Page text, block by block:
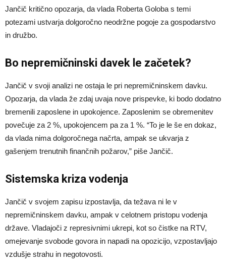
Jančič kritično opozarja, da vlada Roberta Goloba s temi
potezami ustvarja dolgoročno neodržne pogoje za gospodarstvo
in družbo.
Bo nepremičninski davek le začetek?
Jančič v svoji analizi ne ostaja le pri nepremičninskem davku.
Opozarja, da vlada že zdaj uvaja nove prispevke, ki bodo dodatno
bremenili zaposlene in upokojence. Zaposlenim se obremenitev
povečuje za 2 %, upokojencem pa za 1 %. “To je le še en dokaz,
da vlada nima dolgoročnega načrta, ampak se ukvarja z
gašenjem trenutnih finančnih požarov,” piše Jančič.
Sistemska kriza vodenja
Jančič v svojem zapisu izpostavlja, da težava ni le v
nepremičninskem davku, ampak v celotnem pristopu vodenja
države. Vladajoči z represivnimi ukrepi, kot so čistke na RTV,
omejevanje svobode govora in napadi na opozicijo, vzpostavljajo
vzdušje strahu in negotovosti.